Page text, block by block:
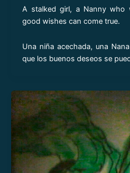
A stalked girl, a Nanny
good wishes can come true.
Una niña acechada, una
que los buenos deseos se